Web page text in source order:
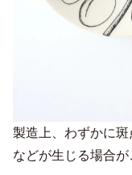
製造上、わずかに
などが生じる場合が